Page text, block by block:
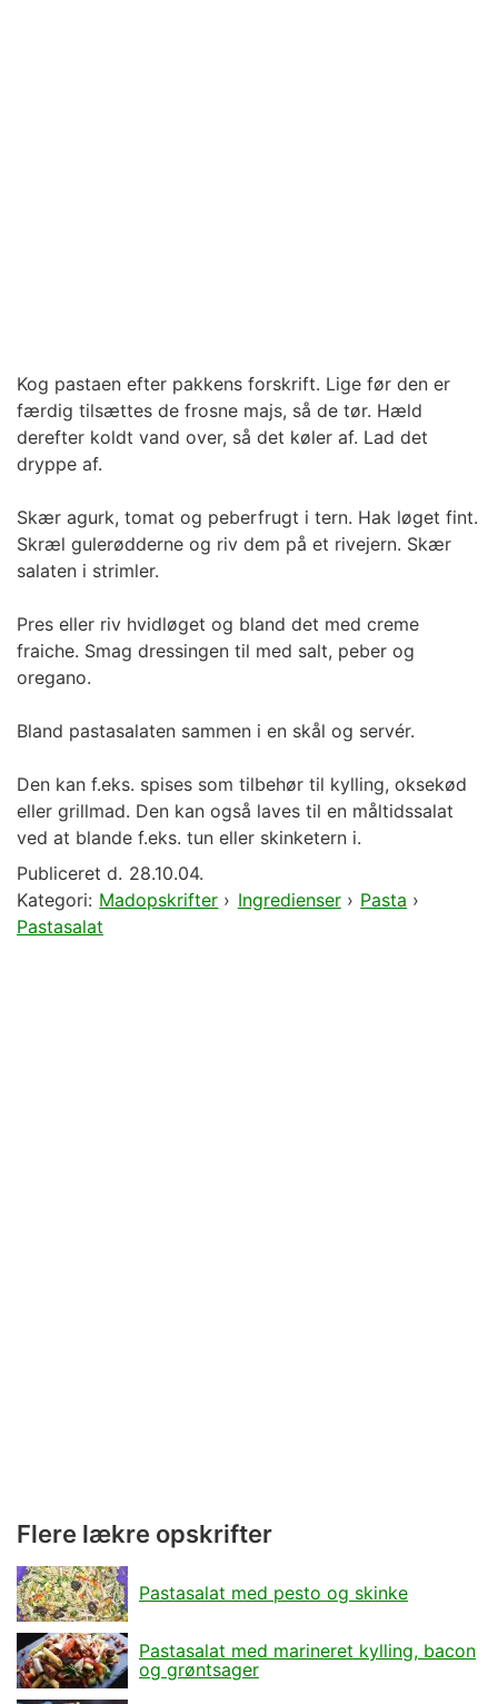
Kog pastaen efter pakkens forskrift. Lige før den er
færdig tilsættes de frosne majs, så de tør. Hæld
derefter koldt vand over, så det køler af. Lad det
dryppe af.
Skær agurk, tomat og peberfrugt i tern. Hak løget fint.
Skræl gulerødderne og riv dem på et rivejern. Skær
salaten i strimler.
Pres eller riv hvidløget og bland det med creme
fraiche. Smag dressingen til med salt, peber og
oregano.
Bland pastasalaten sammen i en skål og servér.
Den kan f.eks. spises som tilbehør til kylling, oksekød
eller grillmad. Den kan også laves til en måltidssalat
ved at blande f.eks. tun eller skinketern i.
Publiceret d. 28.10.04.
Kategori: Madopskrifter › Ingredienser› Pasta ›
Pastasalat
Flere lækre opskrifter
Pastasalat med pesto og skinke
Pastasalat med marineret kylling, bacon
og grøntsager